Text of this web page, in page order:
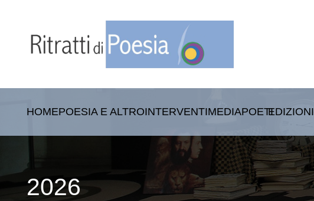
HOMEPOESIA E ALTROINTERVENTIMEDIAPOETIEDIZIONI
2026